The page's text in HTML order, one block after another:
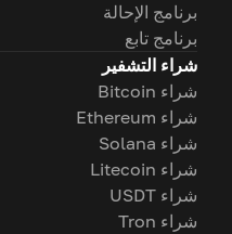
برنامج الإحالة
برنامج تابع
شراء التشفير
شراء Bitcoin
شراء Ethereum
شراء Solana
شراء Litecoin
شراء USDT
شراء Tron